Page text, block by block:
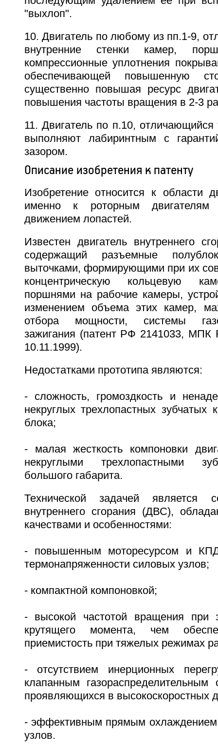
"выхлоп".
10. Двигатель по любому из пп.1-9,
внутренние стенки камер,
компрессионные уплотнения
обеспечивающей повышенную
существенно повышая ресурс
повышения частоты вращения в 2-3
11. Двигатель по п.10, отличающийся
выполняют лабиринтным с
зазором.
Описание изобретения к патенту
Изобретение относится к области
именно к роторным двигателям
движением лопастей.
Известен двигатель внутреннего
содержащий разъемные
выточками, формирующими при их
концентрическую кольцевую
поршнями на рабочие камеры,
изменением объема этих камер,
отбора мощности, системы
зажигания (патент РФ 2141033, МПК
10.11.1999).
Недостатками прототипа являются:
- сложность, громоздкость и
некруглых трехлопастных зубчатых
блока;
- малая жесткость компоновки
некруглыми трехлопастными
большого габарита.
Технической задачей является
внутреннего сгорания (ДВС),
качествами и особенностями:
- повышенным моторесурсом и
термонапряженности силовых узлов;
- компактной компоновкой;
- высокой частотой вращения при
крутящего момента, чем
приемистость при тяжелых режимах
- отсутствием инерционных
клапанным газораспределительным
проявляющихся в высокоскоростных
- эффективным прямым охлаждением
узлов.